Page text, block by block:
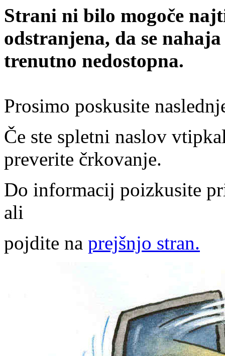
Strani ni bilo mogoče
odstranjena, da se
trenutno nedostopna.
Prosimo poskusite
Če ste spletni naslov
preverite črkovanje.
Do informacij poizkusite
ali
pojdite na prejšnjo stran.